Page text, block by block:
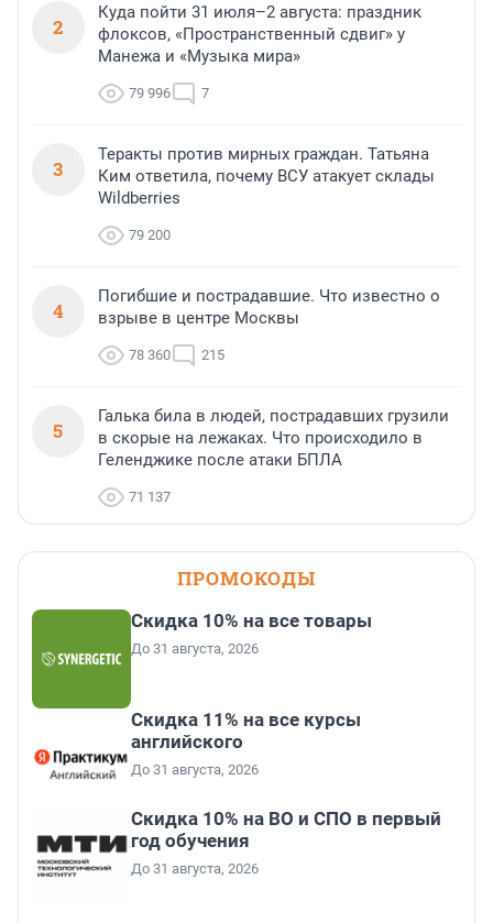
2
Куда пойти 31 июля–2 августа: праздник
флоксов, «Пространственный сдвиг» у
Манежа и «Музыка мира»
79 996 7
3
Теракты против мирных граждан. Татьяна
Ким ответила, почему ВСУ атакует склады
Wildberries
79 200
4
Погибшие и пострадавшие. Что известно о
взрыве в центре Москвы
78 360 215
5
Галька била в людей, пострадавших грузили
в скорые на лежаках. Что происходило в
Геленджике после атаки БПЛА
71 137
ПРОМОКОДЫ
Скидка 10% на все товары
До 31 августа, 2026
Скидка 11% на все курсы
английского
До 31 августа, 2026
Скидка 10% на ВО и СПО в первый
год обучения
До 31 августа, 2026